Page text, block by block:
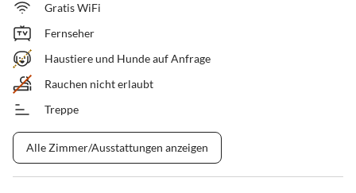
Gratis WiFi
Fernseher
Haustiere und Hunde auf Anfrage
Rauchen nicht erlaubt
Treppe
Alle Zimmer/Ausstattungen anzeigen